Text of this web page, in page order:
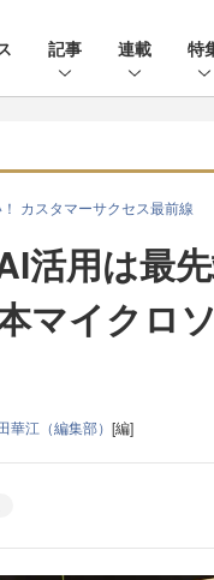
記事 連載 特
カスタマーサクセス最前線
活用は最
マイクロ
華江（編集部） [編]